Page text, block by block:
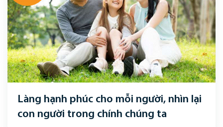
Làng hạnh phúc cho mỗi người, nhìn lại
con người trong chính chúng ta